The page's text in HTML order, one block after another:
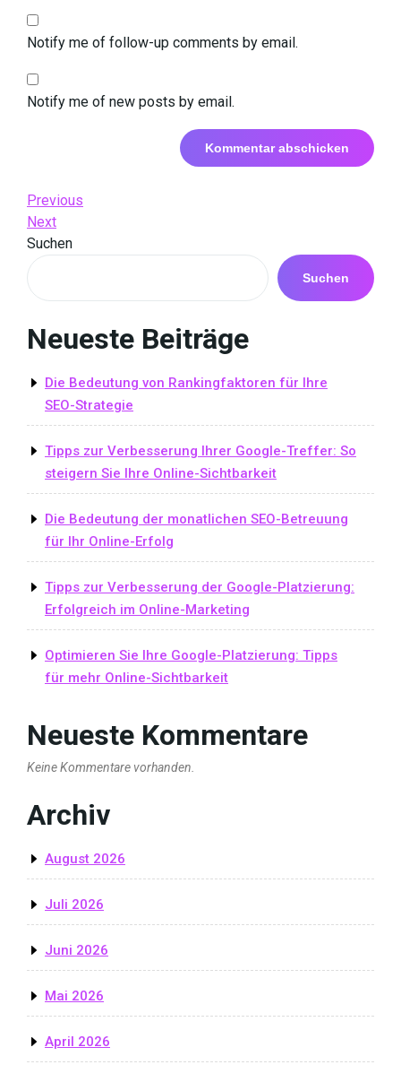
Notify me of follow-up comments by email.
Notify me of new posts by email.
Beitrags-
Navigation
Previous
Post
Previous
Next
Post
Next
Suchen
Suchen
Neueste Beiträge
Die Bedeutung von Rankingfaktoren für Ihre
SEO-Strategie
Tipps zur Verbesserung Ihrer Google-Treffer: So
steigern Sie Ihre Online-Sichtbarkeit
Die Bedeutung der monatlichen SEO-Betreuung
für Ihr Online-Erfolg
Tipps zur Verbesserung der Google-Platzierung:
Erfolgreich im Online-Marketing
Optimieren Sie Ihre Google-Platzierung: Tipps
für mehr Online-Sichtbarkeit
Neueste Kommentare
Keine Kommentare vorhanden.
Archiv
August 2026
Juli 2026
Juni 2026
Mai 2026
April 2026